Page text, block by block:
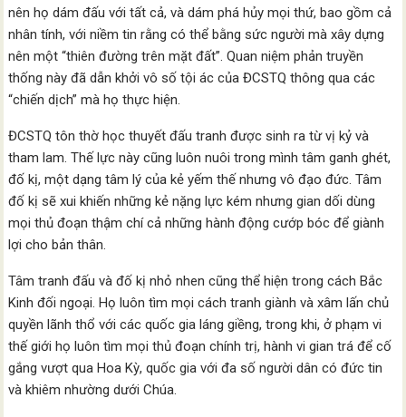
nên họ dám đấu với tất cả, và dám phá hủy mọi thứ, bao gồm cả
nhân tính, với niềm tin rằng có thể bằng sức người mà xây dựng
nên một “thiên đường trên mặt đất”. Quan niệm phản truyền
thống này đã dẫn khởi vô số tội ác của ĐCSTQ thông qua các
“chiến dịch” mà họ thực hiện.
ĐCSTQ tôn thờ học thuyết đấu tranh được sinh ra từ vị kỷ và
tham lam. Thế lực này cũng luôn nuôi trong mình tâm ganh ghét,
đố kị, một dạng tâm lý của kẻ yếm thế nhưng vô đạo đức. Tâm
đố kị sẽ xui khiến những kẻ nặng lực kém nhưng gian dối dùng
mọi thủ đoạn thậm chí cả những hành động cướp bóc để giành
lợi cho bản thân.
Tâm tranh đấu và đố kị nhỏ nhen cũng thể hiện trong cách Bắc
Kinh đối ngoại. Họ luôn tìm mọi cách tranh giành và xâm lấn chủ
quyền lãnh thổ với các quốc gia láng giềng, trong khi, ở phạm vi
thế giới họ luôn tìm mọi thủ đoạn chính trị, hành vi gian trá để cố
gắng vượt qua Hoa Kỳ, quốc gia với đa số người dân có đức tin
và khiêm nhường dưới Chúa.